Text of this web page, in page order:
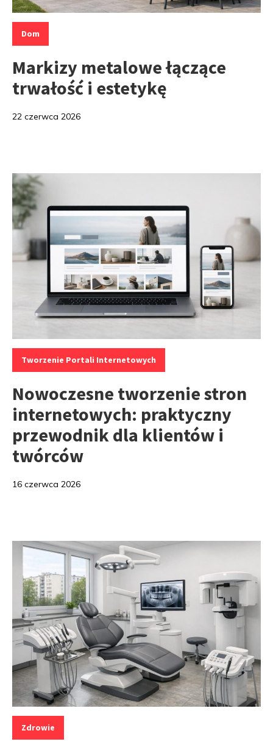
Kategorie:
Dom
Markizy metalowe łączące
trwałość i estetykę
22 czerwca 2026
Kategorie:
Tworzenie Portali Internetowych
Nowoczesne tworzenie stron
internetowych: praktyczny
przewodnik dla klientów i
twórców
16 czerwca 2026
Kategorie:
Zdrowie